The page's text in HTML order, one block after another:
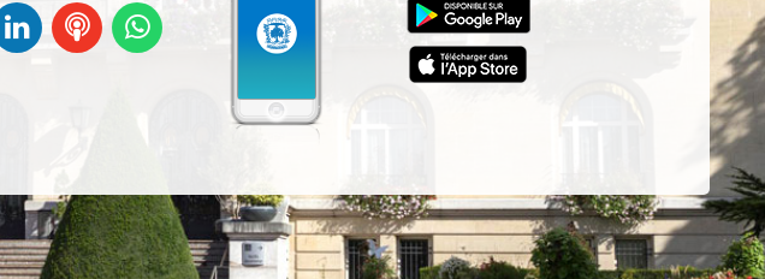
Twittersur YouTube
Suivez-nous sur
Instagram
Retrouvez-nous
sur Linkedin
Ecoutez
nos